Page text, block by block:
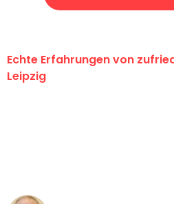
Echte Erfahrungen von
Leipzig